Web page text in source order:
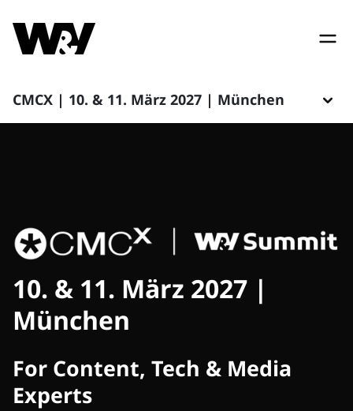
CMCX | 10. & 11. März 2027 | München
CMCX
10. & 11. März 2027 |
München
For Content, Tech & Media
Experts